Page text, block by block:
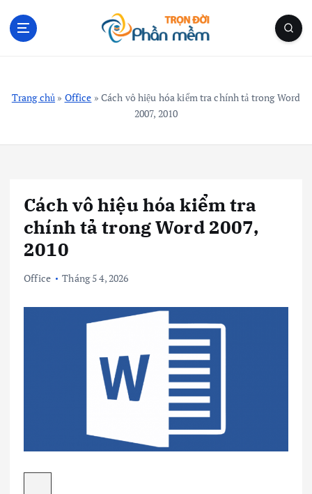
Trang chủ » Office » Cách vô hiệu hóa kiểm tra chính tả trong Word
2007, 2010
Cách vô hiệu hóa kiểm tra
chính tả trong Word 2007,
2010
Office Tháng 5 4, 2026